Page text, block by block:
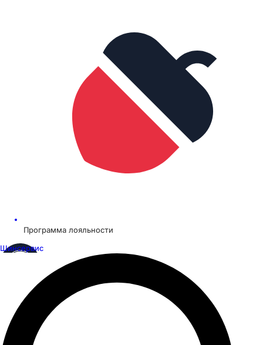
Программа лояльности
Шинсервис